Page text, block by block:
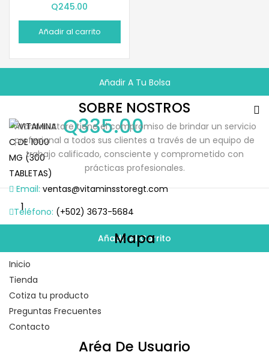
Q335.00
Añadir Al Carrito
Añadir A Tu Bolsa
Q245.00
Añadir al carrito
SOBRE NOSTROS
Vitamins Store tiene el compromiso de brindar un servicio
profesional a todos sus clientes a través de un equipo de
trabajo calificado, consciente y comprometido con
prácticas profesionales.
Email:ventas@vitaminsstoregt.com
Teléfono: (+502) 3673-5684
Mapa
Inicio
Tienda
Cotiza tu producto
Preguntas Frecuentes
Contacto
Aréa De Usuario